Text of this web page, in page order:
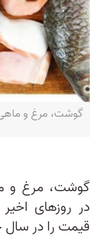
گوشت، مرغ و
گوشت، مرغ و
در روزهای
قیمت را در سال